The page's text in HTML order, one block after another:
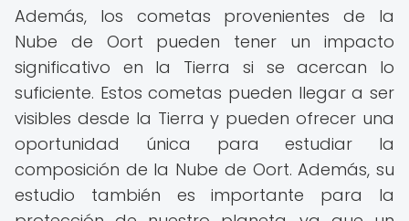
Además, los cometas provenientes de la
Nube de Oort pueden tener un impacto
significativo en la Tierra si se acercan lo
suficiente. Estos cometas pueden llegar a ser
visibles desde la Tierra y pueden ofrecer una
oportunidad única para estudiar la
composición de la Nube de Oort. Además, su
estudio también es importante para la